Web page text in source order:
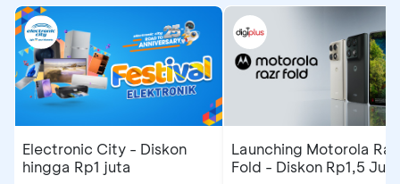
Electronic City - Diskon
hingga Rp1 juta
Launching Motorola
Fold - Diskon Rp1,5 Juta